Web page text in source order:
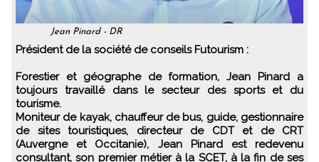
Jean Pinard - DR
Président de la société de conseils Futourism :
Forestier et géographe de formation, Jean Pinard a
toujours travaillé dans le secteur des sports et du
tourisme.
Moniteur de kayak, chauffeur de bus, guide, gestionnaire
de sites touristiques, directeur de CDT et de CRT
(Auvergne et Occitanie), Jean Pinard est redevenu
consultant, son premier métier à la SCET, à la fin de ses